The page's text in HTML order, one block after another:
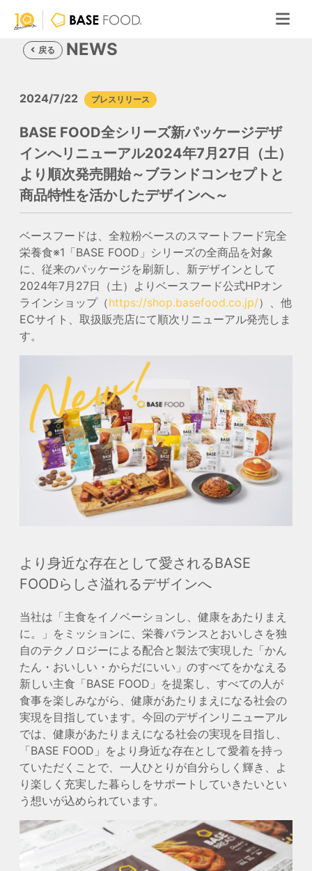
戻る NEWS
2024/7/22 プレスリリース
BASE FOOD全シリーズ新パッケージデザ
インへリニューアル2024年7月27日（土）
より順次発売開始～ブランドコンセプトと
商品特性を活かしたデザインへ～
ベースフードは、全粒粉ベースのスマートフード完全
栄養食※1 「BASE FOOD」シリーズの全商品を対象
に、従来のパッケージを刷新し、新デザインとして
2024年7月27日（土）よりベースフード公式HPオン
ラインショップ（https://shop.basefood.co.jp/）、他
ECサイト、取扱販売店にて順次リニューアル発売しま
す。
より身近な存在として愛されるBASE
FOODらしさ溢れるデザインへ
当社は「主食をイノベーションし、健康をあたりまえ
に。」をミッションに、栄養バランスとおいしさを独
自のテクノロジーによる配合と製法で実現した「かん
たん・おいしい・からだにいい」のすべてをかなえる
新しい主食「BASE FOOD」を提案し、すべての人が
食事を楽しみながら、健康があたりまえになる社会の
実現を目指しています。今回のデザインリニューアル
では、健康があたりまえになる社会の実現を目指し、
「BASE FOOD」をより身近な存在として愛着を持っ
ていただくことで、一人ひとりが自分らしく輝き、よ
り楽しく充実した暮らしをサポートしていきたいとい
う想いが込められています。